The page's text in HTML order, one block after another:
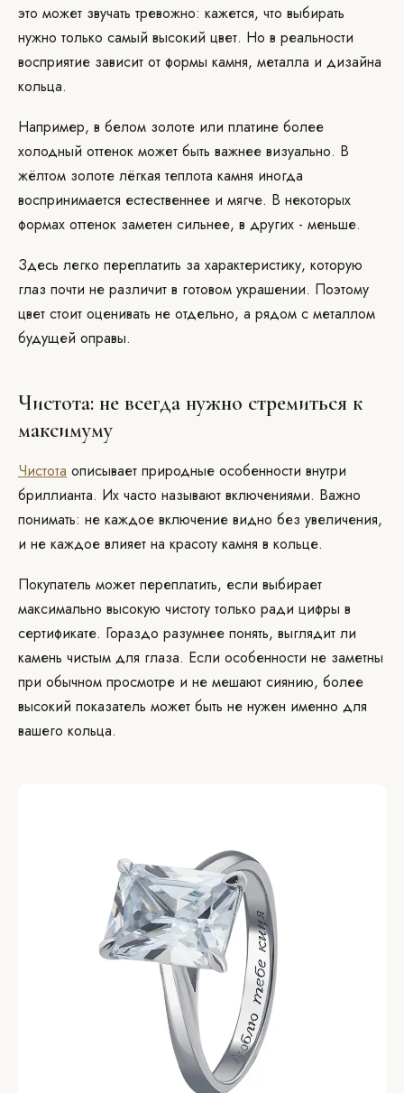
это может звучать тревожно: кажется, что выбирать
нужно только самый высокий цвет. Но в реальности
восприятие зависит от формы камня, металла и дизайна
кольца.
Например, в белом золоте или платине более
холодный оттенок может быть важнее визуально. В
жёлтом золоте лёгкая теплота камня иногда
воспринимается естественнее и мягче. В некоторых
формах оттенок заметен сильнее, в других - меньше.
Здесь легко переплатить за характеристику, которую
глаз почти не различит в готовом украшении. Поэтому
цвет стоит оценивать не отдельно, а рядом с металлом
будущей оправы.
Чистота: не всегда нужно стремиться к
максимуму
Чистота описывает природные особенности внутри
бриллианта. Их часто называют включениями. Важно
понимать: не каждое включение видно без увеличения,
и не каждое влияет на красоту камня в кольце.
Покупатель может переплатить, если выбирает
максимально высокую чистоту только ради цифры в
сертификате. Гораздо разумнее понять, выглядит ли
камень чистым для глаза. Если особенности не заметны
при обычном просмотре и не мешают сиянию, более
высокий показатель может быть не нужен именно для
вашего кольца.